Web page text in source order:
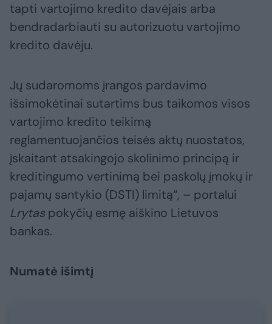
tapti vartojimo kredito davėjais arba
bendradarbiauti su autorizuotu vartojimo
kredito davėju.
Jų sudaromoms įrangos pardavimo
išsimokėtinai sutartims bus taikomos visos
vartojimo kredito teikimą
reglamentuojančios teisės aktų nuostatos,
įskaitant atsakingojo skolinimo principą ir
kreditingumo vertinimą bei paskolų įmokų ir
pajamų santykio (DSTI) limitą“, – portalui
Lrytaspokyčių esmę aiškino Lietuvos
bankas.
Numatė išimtį